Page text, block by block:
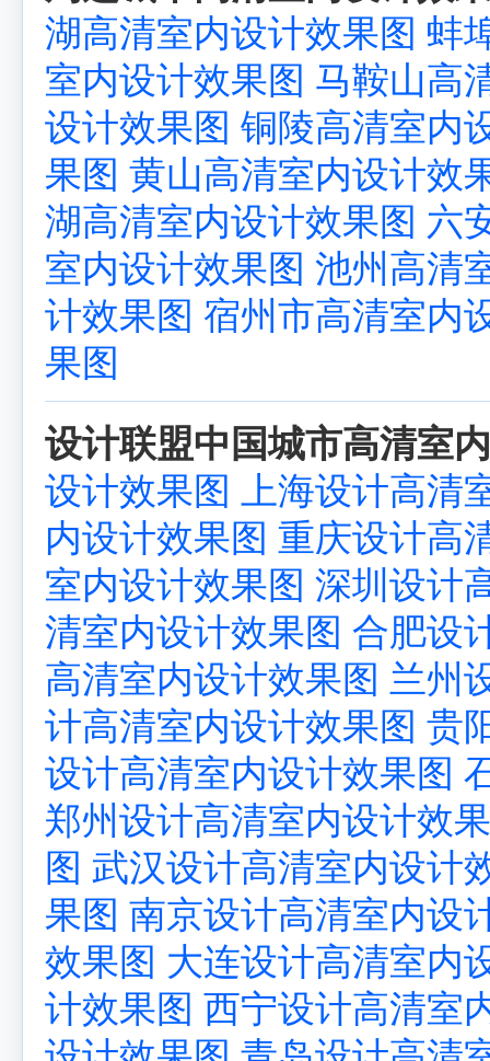
湖高清室内设计效果图 蚌
室内设计效果图 马鞍山高
设计效果图 铜陵高清室内
果图 黄山高清室内设计效
湖高清室内设计效果图 六
室内设计效果图 池州高清
计效果图 宿州市高清室内
果图
设计联盟中国城市高清室
设计效果图 上海设计高清
内设计效果图 重庆设计高
室内设计效果图 深圳设计
清室内设计效果图 合肥设
高清室内设计效果图 兰州
计高清室内设计效果图 贵
设计高清室内设计效果图
郑州设计高清室内设计效
图 武汉设计高清室内设计
果图 南京设计高清室内设
效果图 大连设计高清室内
计效果图 西宁设计高清室